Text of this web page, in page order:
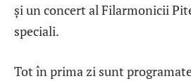
și un concert al Filarmonicii
speciali.
Tot în prima zi sunt